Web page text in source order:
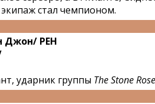
стал чемпионом.
Джон/ РЕН
ударник группы The Stone